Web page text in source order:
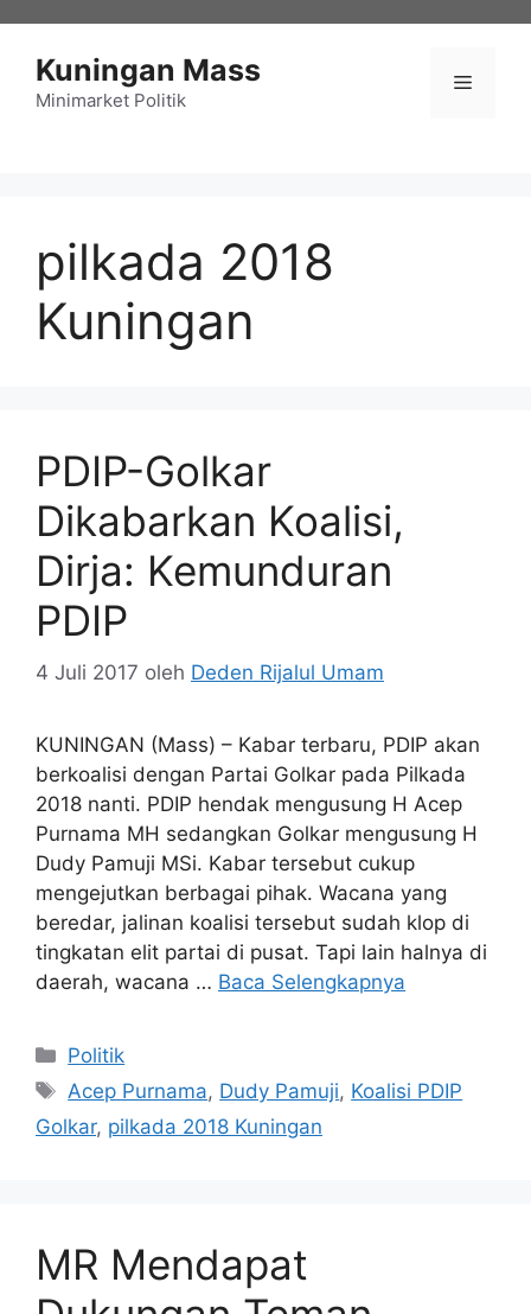
Kuningan Mass
Minimarket Politik
Menu
pilkada 2018
Kuningan
PDIP-Golkar
Dikabarkan Koalisi,
Dirja: Kemunduran
PDIP
4 Juli 2017 oleh Deden Rijalul Umam
KUNINGAN (Mass) – Kabar terbaru, PDIP akan
berkoalisi dengan Partai Golkar pada Pilkada
2018 nanti. PDIP hendak mengusung H Acep
Purnama MH sedangkan Golkar mengusung H
Dudy Pamuji MSi. Kabar tersebut cukup
mengejutkan berbagai pihak. Wacana yang
beredar, jalinan koalisi tersebut sudah klop di
tingkatan elit partai di pusat. Tapi lain halnya di
daerah, wacana … Baca Selengkapnya
Kategori
Politik
Tag
Acep Purnama, Dudy Pamuji, Koalisi PDIP
Golkar, pilkada 2018 Kuningan
MR Mendapat